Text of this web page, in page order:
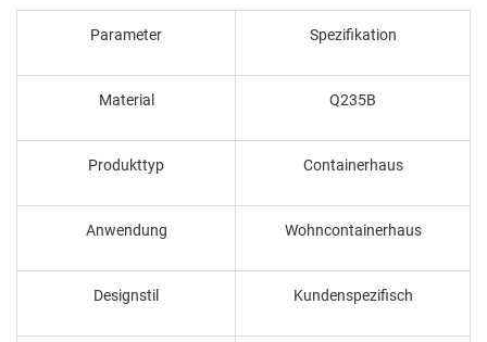
Parameter Spezifikation
Material Q235B
Produkttyp Containerhaus
Anwendung Wohncontainerhaus
Designstil Kundenspezifisch